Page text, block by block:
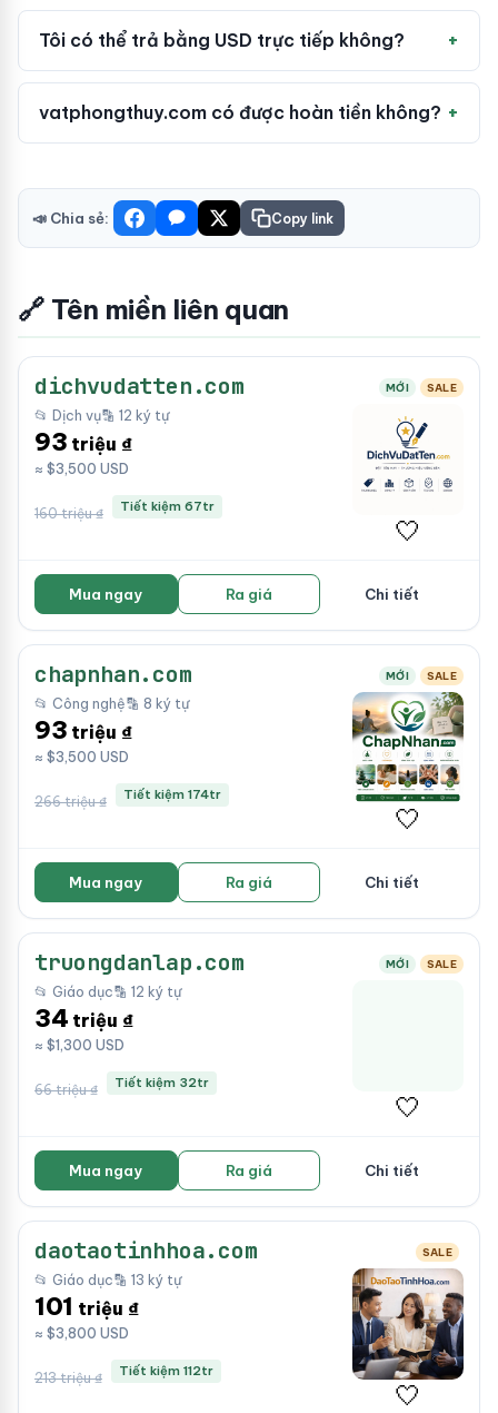
Tôi có thể trả bằng USD trực tiếp không?
vatphongthuy.com có được hoàn tiền không?
📣 Chia sẻ: Copy link
🔗 Tên miền liên quan
dichvudatten.com MỚI SALE
📂 Dịch vụ🔡 12 ký tự
93 triệu ₫
≈ $3,500 USD
160 triệu ₫ Tiết kiệm 67tr
🤍
Mua ngay Ra giá Chi tiết
chapnhan.com MỚI SALE
📂 Công nghệ🔡 8 ký tự
93 triệu ₫
≈ $3,500 USD
266 triệu ₫ Tiết kiệm 174tr
🤍
Mua ngay Ra giá Chi tiết
truongdanlap.com MỚI SALE
📂 Giáo dục🔡 12 ký tự
34 triệu ₫
≈ $1,300 USD
66 triệu ₫ Tiết kiệm 32tr
🤍
Mua ngay Ra giá Chi tiết
daotaotinhhoa.com SALE
📂 Giáo dục🔡 13 ký tự
101 triệu ₫
≈ $3,800 USD
213 triệu ₫ Tiết kiệm 112tr
🤍